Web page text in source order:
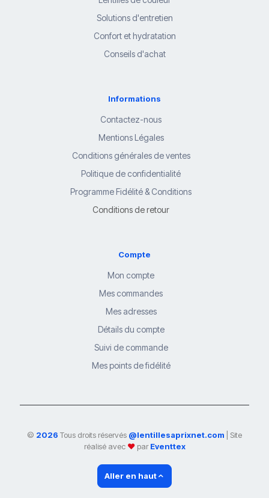
Solutions d'entretien
Confort et hydratation
Conseils d'achat
Informations
Contactez-nous
Mentions Légales
Conditions générales de ventes
Politique de confidentialité
Programme Fidélité & Conditions
Conditions de retour
Compte
Mon compte
Mes commandes
Mes adresses
Détails du compte
Suivi de commande
Mes points de fidélité
© 2026 Tous droits réservés @lentillesaprixnet.com | Site
réalisé avec ❤parEventtex
Aller en haut